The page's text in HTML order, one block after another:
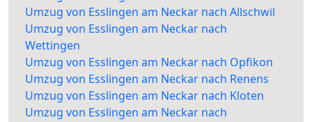
Umzug von Esslingen am Neckar nach Allschwil
Umzug von Esslingen am Neckar nach
Wettingen
Umzug von Esslingen am Neckar nach Opfikon
Umzug von Esslingen am Neckar nach Renens
Umzug von Esslingen am Neckar nach Kloten
Umzug von Esslingen am Neckar nach